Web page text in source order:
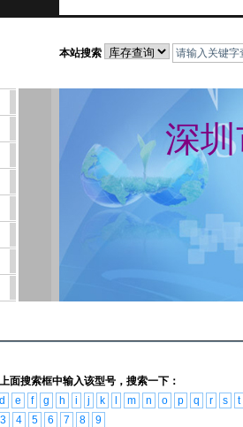
本站搜索
深
面搜索框中输入该型号，搜索一下：
d e f g h i j k m n o p q r s
t
3 4 5 6 7 8 9